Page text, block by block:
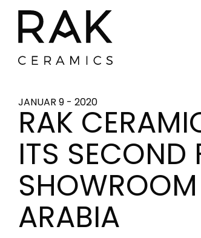
JANUAR 9 - 2020
RAK
ITS SECOND
ARABIA